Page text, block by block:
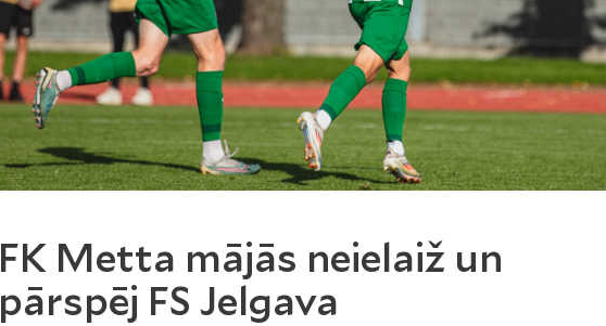
FK Metta mājās neielaiž un
pārspēj FS Jelgava